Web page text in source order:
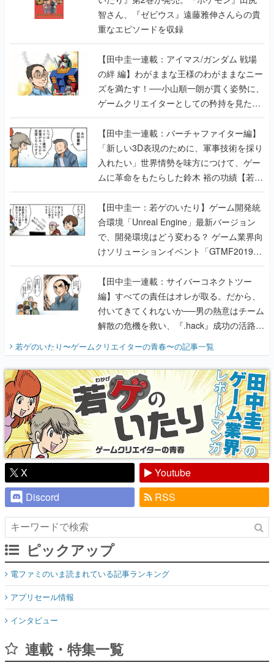
智さん、『ゼビウス』遠藤雅伸さんらの貴
重なエピソードを収録
【田中圭一連載：アイマス/ガンダム 戦場
の絆 編】わがままな王様のわがままなニー
ズを満たす！──小山順一朗が貫く姿勢に、
ゲームクリエイターとしての矜持を見た
【若ゲのいたり最終回】
【田中圭一連載：バーチャファイター編】
「新しい3D表現のために、軍事技術を採り
入れたい」世界情勢を味方につけて、ゲー
ムに革命をもたらした鈴木 裕の功績【若ゲ
のいたり】
【田中圭一：若ゲのいたり】ゲーム開発統
合環境「Unreal Engine」最新バージョン
で、開発環境はどう変わる？ ゲーム業界向
けソリューションイベント「GTMF2019」
に行って、より理解を深めよう【PR】
【田中圭一連載：サイバーコネクトツー
編】すべての責任はオレが取る。だから、
付いてきてくれないか──男の熱意はチーム
解散の危機を救い、『.hack』成功の活路を
開く。業界の快男児・松山 洋に流れる血は
『少年ジャンプ』色だった【若ゲのいた
り】
若ゲのいたり〜ゲームクリエイターの青春〜の記事一覧
X
Youtube
Discord
RSS
ピックアップ
電ファミのいま読まれている記事ランキング
アプリセール情報
インタビュー
連載・特集一覧